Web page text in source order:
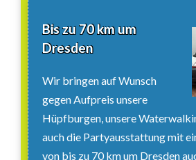
Bis zu 70 km um
Dresden
Wir bringen auf Wunsch
gegen Aufpreis unsere
Hüpfburgen, unsere
auch die Partyausstattung mit
von bis zu 70 km um Dresden